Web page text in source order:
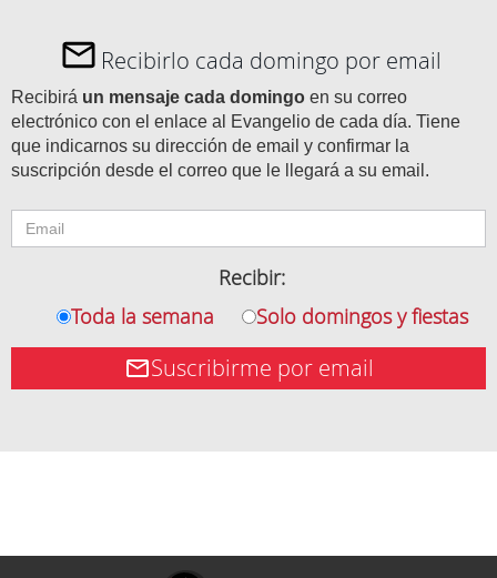
Recibirlo cada domingo por email
Recibirá un mensaje cada domingo en su correo
electrónico con el enlace al Evangelio de cada día. Tiene
que indicarnos su dirección de email y confirmar la
suscripción desde el correo que le llegará a su email.
Recibir:
Toda la semana
Solo domingos y fiestas
Suscribirme por email